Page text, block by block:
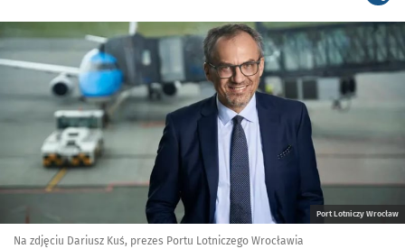
Kliknij, aby powiększyć
Port Lotniczy Wrocław
Na zdjęciu Dariusz Kuś, prezes Portu Lotniczego Wrocławia